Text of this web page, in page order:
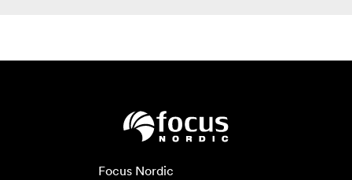
Focus Nordic